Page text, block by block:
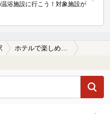
浴施設に行こう！対象施設が
ホテルで楽しめる新川駅近くの温泉、日帰り温泉、スーパー銭湯おすすめ